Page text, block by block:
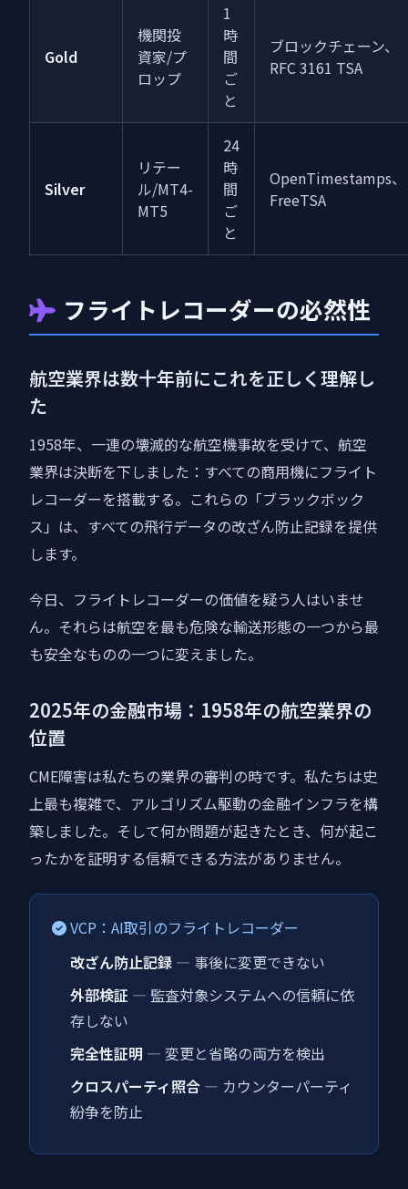
Gold
機関投
資家/プ
ロップ
1
時
間
ご
と
ブロックチェーン、
RFC 3161 TSA
Silver
リテー
ル/MT4-
MT5
24
時
間
ご
と
OpenTimestamps、
FreeTSA
フライトレコーダーの必然性
航空業界は数十年前にこれを正しく理解し
た
1958年、一連の壊滅的な航空機事故を受けて、航空
業界は決断を下しました：すべての商用機にフライト
レコーダーを搭載する。これらの「ブラックボック
ス」は、すべての飛行データの改ざん防止記録を提供
します。
今日、フライトレコーダーの価値を疑う人はいませ
ん。それらは航空を最も危険な輸送形態の一つから最
も安全なものの一つに変えました。
2025年の金融市場：1958年の航空業界の
位置
CME障害は私たちの業界の審判の時です。私たちは史
上最も複雑で、アルゴリズム駆動の金融インフラを構
築しました。そして何か問題が起きたとき、何が起こ
ったかを証明する信頼できる方法がありません。
VCP：AI取引のフライトレコーダー
改ざん防止記録 — 事後に変更できない
外部検証 — 監査対象システムへの信頼に依
存しない
完全性証明 — 変更と省略の両方を検出
クロスパーティ照合 — カウンターパーティ
紛争を防止